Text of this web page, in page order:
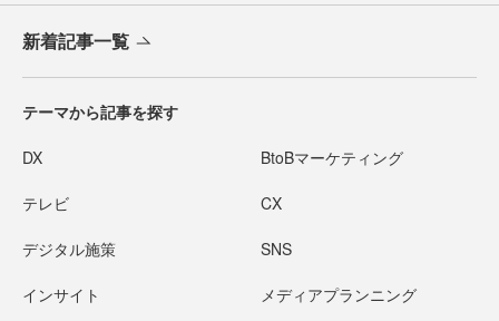
新着記事一覧
テーマから記事を探す
DX BtoBマーケティング
テレビ CX
デジタル施策 SNS
インサイト メディアプランニング